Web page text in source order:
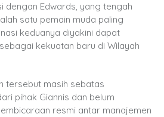
dengan Edwards, yang tengah
satu pemain muda paling
keduanya diyakini dapat
kekuatan baru di Wilayah
tersebut masih sebatas
pihak Giannis dan belum
resmi antar manajemen